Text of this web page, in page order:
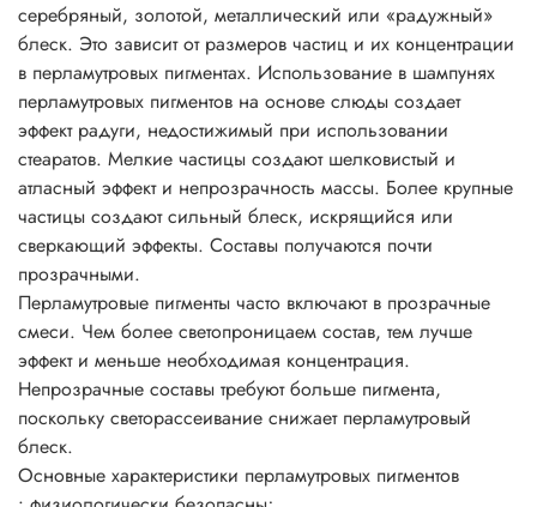
• легко диспергируются во всех системах с
нитроцеллюлозой.
Рекомендации по применению:
Соотношение для смешивания 1:10 до 3:10 по массе (на
1-3 части пигмента : 10 частей бесцветной прозрачной
основы, лака, краски, геля и т.д.)
Пропорции смешивания напрямую зависят от желаемого
эффекта, насколько сильно вы желаете проявить свойства
пигмента на окрашиваемой поверхности.
Блеск цвет и эффекты появляется уже при 3-5%-ном
использовании пигмента от общей массы рабочего
состава.
серебряный, золотой, металлический или «радужный»
блеск. Это зависит от размеров частиц и их концентрации
в перламутровых пигментах. Использование в шампунях
перламутровых пигментов на основе слюды создает
эффект радуги, недостижимый при использовании
стеаратов. Мелкие частицы создают шелковистый и
атласный эффект и непрозрачность массы. Более крупные
частицы создают сильный блеск, искрящийся или
сверкающий эффекты. Составы получаются почти
прозрачными.
Перламутровые пигменты часто включают в прозрачные
смеси. Чем более светопроницаем состав, тем лучше
эффект и меньше необходимая концентрация.
Непрозрачные составы требуют больше пигмента,
поскольку светорассеивание снижает перламутровый
блеск.
Основные характеристики перламутровых пигментов